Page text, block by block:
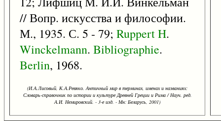
// Вопр. искусства и философии.
М., 1935. С. 5 - 79; RuppertH.
Winckelmann. Bibliographie.
Berlin, 1968.
(И.А.Лисовый, К.А.Ревяко. Античный мир в терминах, именах и названиях:
Словарь-справочник по истории и культуре Древней Греции и Рима / Науч. ред.
А.И. Немировский. - 3-е изд. - Мн: Беларусь, 2001)